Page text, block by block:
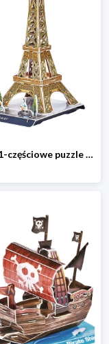
MGM 31-częściowe puzzle 3D "Eiffel Tower" - 5+ rozmiar: onesize